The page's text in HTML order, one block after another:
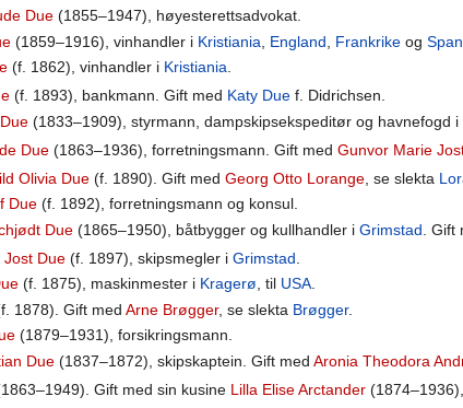
Due (1855–1947), høyesterettsadvokat.
(1859–1916), vinhandler i Kristiania England Frankrikeog
(f. 1862), vinhandler i Kristiania
(f. 1893), bankmann. Gift med Katy Due f. Didrichsen.
(1833–1909), styrmann, dampskipsekspeditør og havnefogd i
Due(1863–1936), forretningsmann. Gift med Gunvor Marie
Olivia Due (f. 1890). Gift medGeorg Otto Lorange , se slekta
Due (f. 1892), forretningsmann og konsul.
Due(1865–1950), båtbygger og kullhandler i Grimstad . Gift
Jost Due (f. 1897), skipsmegler iGrimstad
(f. 1875), maskinmester i Kragerø, til USA.
1878). Gift med Arne Brøgger, se slekta Brøgger.
(1879–1931), forsikringsmann.
Due (1837–1872), skipskaptein. Gift medAronia Theodora
Gift med sin kusine Lilla Elise Arctander